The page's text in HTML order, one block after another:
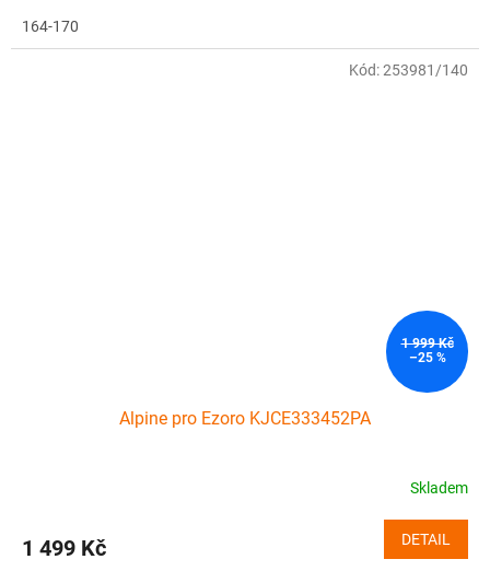
164-170
1 999 Kč
–25 %
Alpine pro Ezoro KJCE333452PA
Skladem
1 499 Kč DETAIL
Kód:253981/140